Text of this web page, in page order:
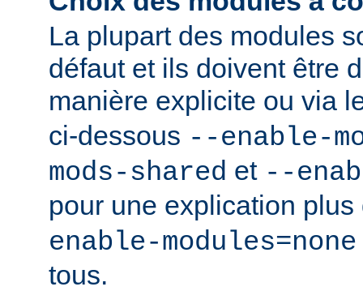
La plupart des modules
défaut et ils doivent être
manière explicite ou via
ci-dessous --enable-
mods-shared et --
pour une explication
enable-modules=none
tous.